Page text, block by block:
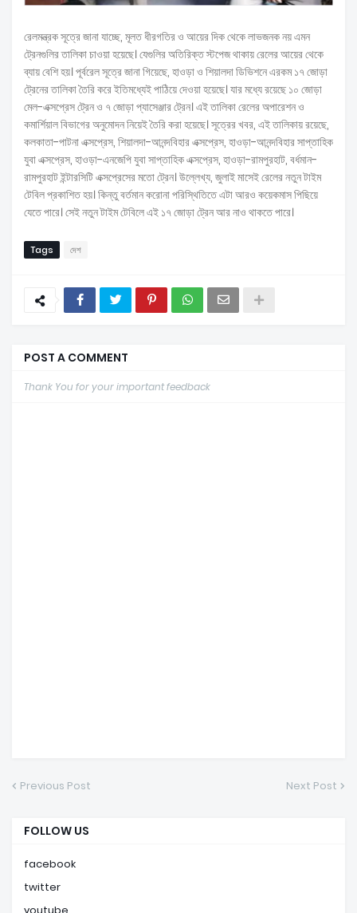
রেলমন্ত্রক সূত্রে জানা যাচ্ছে, মূলত ধীরগতির ও আয়ের দিক থেকে লাভজনক নয় এমন
ট্রেনগুলির তালিকা চাওয়া হয়েছে। যেগুলির অতিরিক্ত স্টপেজ থাকায় রেলের আয়ের থেকে
ব্যায় বেশি হয়। পূর্বরেল সূত্রে জানা গিয়েছে, হাওড়া ও শিয়ালদা ডিভিশনে এরকম ১৭ জোড়া
ট্রেনের তালিকা তৈরি করে ইতিমধ্যেই পাঠিয়ে দেওয়া হয়েছে। যার মধ্যে রয়েছে ১০ জোড়া
মেল-এক্সপ্রেস ট্রেন ও ৭ জোড়া প্যাসেঞ্জার ট্রেন। এই তালিকা রেলের অপারেশন ও
কমার্শিয়াল বিভাগের অনুমোদন নিয়েই তৈরি করা হয়েছে। সূত্রের খবর, এই তালিকায় রয়েছে,
কলকাতা-পাটনা এক্সপ্রেস, শিয়ালদা-আনন্দবিহার এক্সপ্রেস, হাওড়া-আনন্দবিহার সাপ্তাহিক
যুবা এক্সপ্রেস, হাওড়া-এনজেপি যুবা সাপ্তাহিক এক্সপ্রেস, হাওড়া-রামপুরহাট, বর্ধমান-
রামপুরহাট ইন্টারসিটি এক্সপ্রেসের মতো ট্রেন। উল্লেখ্য, জুলাই মাসেই রেলের নতুন টাইম
টেবিল প্রকাশিত হয়। কিন্তু বর্তমান করোনা পরিস্থিতিতে এটা আরও কয়েকমাস পিছিয়ে
যেতে পারে। সেই নতুন টাইম টেবিলে এই ১৭ জোড়া ট্রেন আর নাও থাকতে পারে।
Tags দেশ
POST A COMMENT
Thank You for your important feedback
Previous Post Next Post
FOLLOW US
facebook
twitter